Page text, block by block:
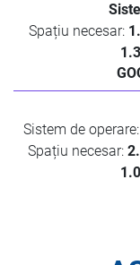
Spațiu necesar:
Sistem de operare:
Spațiu necesar: